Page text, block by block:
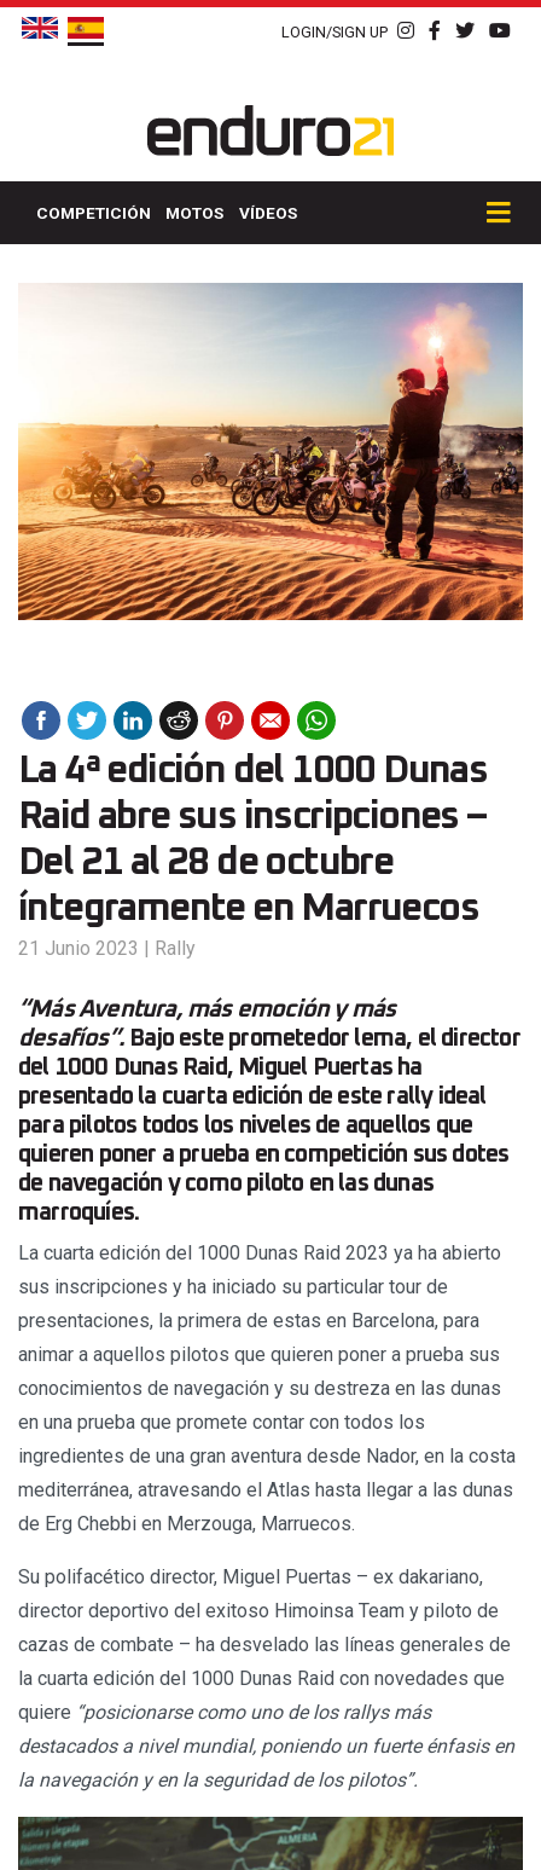
LOGIN/SIGN UP
COMPETICIÓN MOTOS VÍDEOS
La 4ª edición del 1000 Dunas
Raid abre sus inscripciones –
Del 21 al 28 de octubre
íntegramente en Marruecos
21 Junio 2023 | Rally
“Más Aventura, más emoción y más
desafíos”. Bajo este prometedor lema, el director
del 1000 Dunas Raid, Miguel Puertas ha
presentado la cuarta edición de este rally ideal
para pilotos todos los niveles de aquellos que
quieren poner a prueba en competición sus dotes
de navegación y como piloto en las dunas
marroquíes.
La cuarta edición del 1000 Dunas Raid 2023 ya ha abierto
sus inscripciones y ha iniciado su particular tour de
presentaciones, la primera de estas en Barcelona, para
animar a aquellos pilotos que quieren poner a prueba sus
conocimientos de navegación y su destreza en las dunas
en una prueba que promete contar con todos los
ingredientes de una gran aventura desde Nador, en la costa
mediterránea, atravesando el Atlas hasta llegar a las dunas
de Erg Chebbi en Merzouga, Marruecos.
Su polifacético director, Miguel Puertas – ex dakariano,
director deportivo del exitoso Himoinsa Team y piloto de
cazas de combate – ha desvelado las líneas generales de
la cuarta edición del 1000 Dunas Raid con novedades que
quiere “posicionarse como uno de los rallys más
destacados a nivel mundial, poniendo un fuerte énfasis en
la navegación y en la seguridad de los pilotos”.